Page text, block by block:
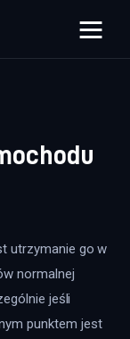
utrzymanie go w
normalnej
jeśli
punktem jest